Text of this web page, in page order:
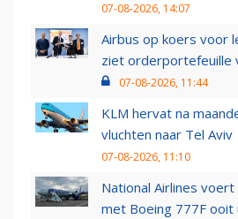
07-08-2026, 14:07
Airbus op koers voor
ziet orderportefeuille
07-08-2026, 11:44
KLM hervat na
vluchten naar Tel Aviv
07-08-2026, 11:10
National Airlines
met Boeing 777F ooit